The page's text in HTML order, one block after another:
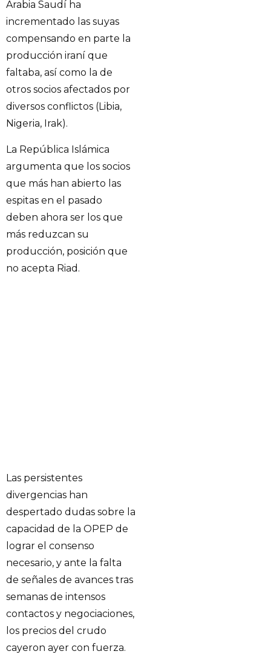
Arabia Saudí ha
incrementado las suyas
compensando en parte la
producción iraní que
faltaba, así como la de
otros socios afectados por
diversos conflictos (Libia,
Nigeria, Irak).
La República Islámica
argumenta que los socios
que más han abierto las
espitas en el pasado
deben ahora ser los que
más reduzcan su
producción, posición que
no acepta Riad.
Las persistentes
divergencias han
despertado dudas sobre la
capacidad de la OPEP de
lograr el consenso
necesario, y ante la falta
de señales de avances tras
semanas de intensos
contactos y negociaciones,
los precios del crudo
cayeron ayer con fuerza.